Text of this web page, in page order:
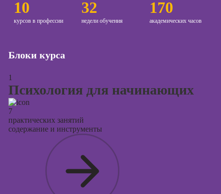
рекламы
Курсы
рекламы
10
курсов в профессии
32
недели обучения
170
академических часов
Блоки курса
1
Психология для начинающих
7
практических занятий
содержание и инструменты